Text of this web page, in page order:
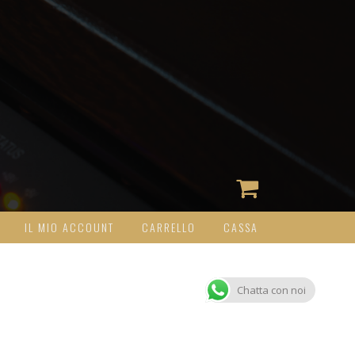
IL MIO ACCOUNT CARRELLO CASSA
Chatta con noi